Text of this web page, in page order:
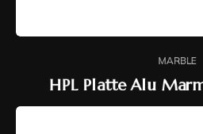
MARBLE
HPL Platte Alu